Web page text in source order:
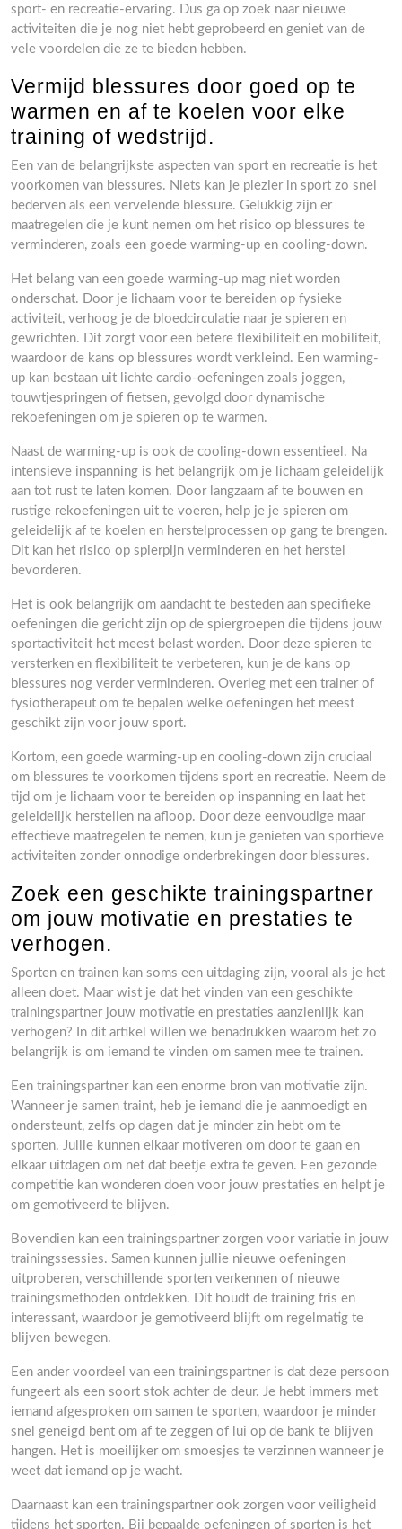
sport- en recreatie-ervaring. Dus ga op zoek naar nieuwe
activiteiten die je nog niet hebt geprobeerd en geniet van de
vele voordelen die ze te bieden hebben.
Vermijd blessures door goed op te
warmen en af te koelen voor elke
training of wedstrijd.
Een van de belangrijkste aspecten van sport en recreatie is het
voorkomen van blessures. Niets kan je plezier in sport zo snel
bederven als een vervelende blessure. Gelukkig zijn er
maatregelen die je kunt nemen om het risico op blessures te
verminderen, zoals een goede warming-up en cooling-down.
Het belang van een goede warming-up mag niet worden
onderschat. Door je lichaam voor te bereiden op fysieke
activiteit, verhoog je de bloedcirculatie naar je spieren en
gewrichten. Dit zorgt voor een betere flexibiliteit en mobiliteit,
waardoor de kans op blessures wordt verkleind. Een warming-
up kan bestaan uit lichte cardio-oefeningen zoals joggen,
touwtjespringen of fietsen, gevolgd door dynamische
rekoefeningen om je spieren op te warmen.
Naast de warming-up is ook de cooling-down essentieel. Na
intensieve inspanning is het belangrijk om je lichaam geleidelijk
aan tot rust te laten komen. Door langzaam af te bouwen en
rustige rekoefeningen uit te voeren, help je je spieren om
geleidelijk af te koelen en herstelprocessen op gang te brengen.
Dit kan het risico op spierpijn verminderen en het herstel
bevorderen.
Het is ook belangrijk om aandacht te besteden aan specifieke
oefeningen die gericht zijn op de spiergroepen die tijdens jouw
sportactiviteit het meest belast worden. Door deze spieren te
versterken en flexibiliteit te verbeteren, kun je de kans op
blessures nog verder verminderen. Overleg met een trainer of
fysiotherapeut om te bepalen welke oefeningen het meest
geschikt zijn voor jouw sport.
Kortom, een goede warming-up en cooling-down zijn cruciaal
om blessures te voorkomen tijdens sport en recreatie. Neem de
tijd om je lichaam voor te bereiden op inspanning en laat het
geleidelijk herstellen na afloop. Door deze eenvoudige maar
effectieve maatregelen te nemen, kun je genieten van sportieve
activiteiten zonder onnodige onderbrekingen door blessures.
Zoek een geschikte trainingspartner
om jouw motivatie en prestaties te
verhogen.
Sporten en trainen kan soms een uitdaging zijn, vooral als je het
alleen doet. Maar wist je dat het vinden van een geschikte
trainingspartner jouw motivatie en prestaties aanzienlijk kan
verhogen? In dit artikel willen we benadrukken waarom het zo
belangrijk is om iemand te vinden om samen mee te trainen.
Een trainingspartner kan een enorme bron van motivatie zijn.
Wanneer je samen traint, heb je iemand die je aanmoedigt en
ondersteunt, zelfs op dagen dat je minder zin hebt om te
sporten. Jullie kunnen elkaar motiveren om door te gaan en
elkaar uitdagen om net dat beetje extra te geven. Een gezonde
competitie kan wonderen doen voor jouw prestaties en helpt je
om gemotiveerd te blijven.
Bovendien kan een trainingspartner zorgen voor variatie in jouw
trainingssessies. Samen kunnen jullie nieuwe oefeningen
uitproberen, verschillende sporten verkennen of nieuwe
trainingsmethoden ontdekken. Dit houdt de training fris en
interessant, waardoor je gemotiveerd blijft om regelmatig te
blijven bewegen.
Een ander voordeel van een trainingspartner is dat deze persoon
fungeert als een soort stok achter de deur. Je hebt immers met
iemand afgesproken om samen te sporten, waardoor je minder
snel geneigd bent om af te zeggen of lui op de bank te blijven
hangen. Het is moeilijker om smoesjes te verzinnen wanneer je
weet dat iemand op je wacht.
Daarnaast kan een trainingspartner ook zorgen voor veiligheid
tijdens het sporten. Bij bepaalde oefeningen of sporten is het